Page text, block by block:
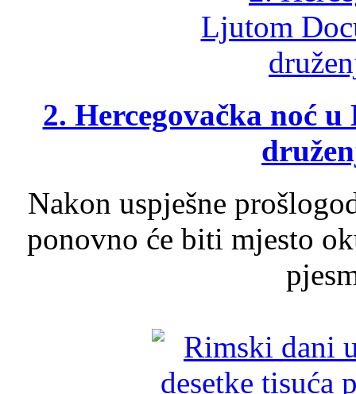
2. Hercegovačka noć
Nakon uspješne
ponovno će biti mjesto